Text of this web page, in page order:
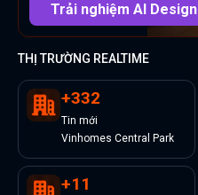
Trải nghiệm AI Design
THỊ TRƯỜNG REALTIME
+332
Tin mới
Vinhomes Central Park
+11